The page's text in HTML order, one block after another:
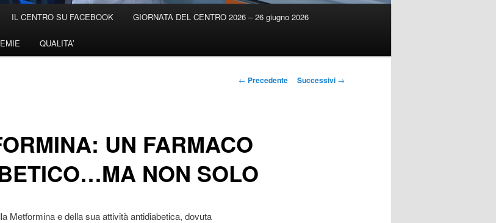
IL CENTRO SU FACEBOOK GIORNATA DEL CENTRO 2026 – 26 giugno 2026
QUALITA’
Navigazione
← Precedente Successivi →
UN FARMACO
NON SOLO
Metformina e della sua attività antidiabetica, dovuta